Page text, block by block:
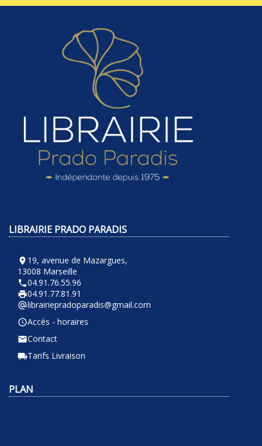
LIBRAIRIE PRADO PARADIS
room 19, avenue de Mazargues,
13008 Marseille
phone04.91.76.55.96
local_printshop04.91.77.81.91
alternate_emaillibrairiepradoparadis@gmail.com
query_builderAccès - horaires
emailContact
local_shippingTarifs Livraison
PLAN